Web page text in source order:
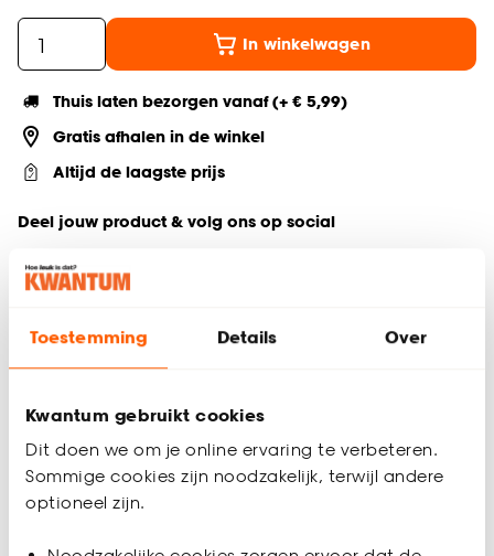
Toestemming Details Over
Kwantum gebruikt cookies
Dit doen we om je online ervaring te verbeteren.
Sommige cookies zijn noodzakelijk, terwijl andere
optioneel zijn.
In winkelwagen
Thuis laten bezorgen vanaf (+ € 5,99)
Gratis afhalen in de winkel
Altijd de laagste prijs
Deel jouw product & volg ons op social
Productomschrijving
Serie: Zora
Buitenkant een gestructureerde en matte afwerking
Het Zora dinerbord in een zwarte kleur combineert stijl en
functionaliteit. Met een diameter van 26,5 cm is het perfect
voor maaltijden tijdens dagelijks gebruik. De buitenkant met